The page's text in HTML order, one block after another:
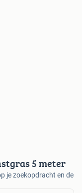
5 meter
je zoekopdracht en de